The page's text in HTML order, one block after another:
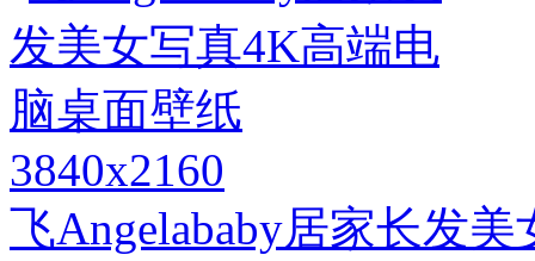
3840x2160
飞Angelababy居家长发